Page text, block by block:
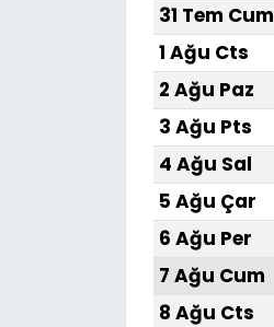
31 Tem Cum
1 Ağu Cts
2 Ağu Paz
3 Ağu Pts
4 Ağu Sal
5 Ağu Çar
6 Ağu Per
7 Ağu Cum
8 Ağu Cts